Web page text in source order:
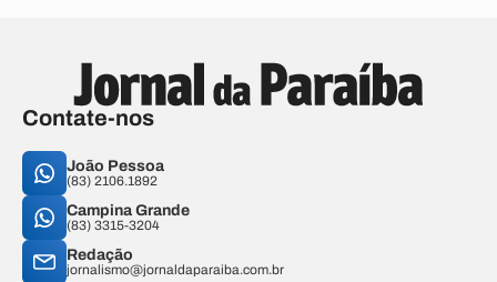
Contate-nos
João Pessoa
(83) 2106.1892
Campina Grande
(83) 3315-3204
Redação
jornalismo@jornaldaparaiba.com.br